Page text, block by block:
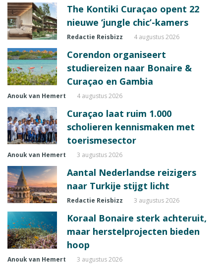
The Kontiki Curaçao opent 22
nieuwe ‘jungle chic’-kamers
Redactie Reisbizz 4 augustus 2026
Corendon organiseert
studiereizen naar Bonaire &
Curaçao en Gambia
Anouk van Hemert 4 augustus 2026
Curaçao laat ruim 1.000
scholieren kennismaken met
toerismesector
Anouk van Hemert 3 augustus 2026
Aantal Nederlandse reizigers
naar Turkije stijgt licht
Redactie Reisbizz 3 augustus 2026
Koraal Bonaire sterk achteruit,
maar herstelprojecten bieden
hoop
Anouk van Hemert 3 augustus 2026